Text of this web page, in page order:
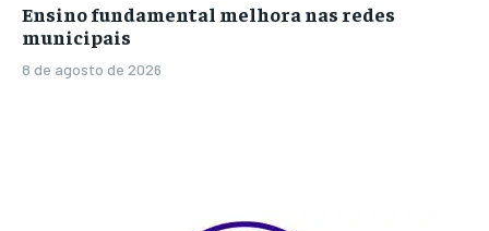
Ensino fundamental melhora nas redes
municipais
8 de agosto de 2026